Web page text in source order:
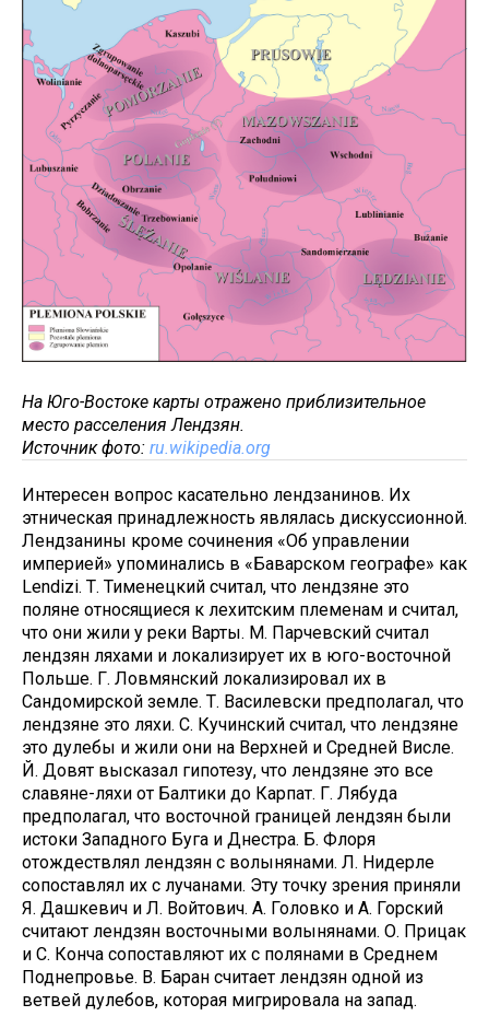
На Юго-Востоке карты отражено приблизительное
место расселения Лендзян.
Источник фото: ru.wikipedia.org
Интересен вопрос касательно лендзанинов. Их
этническая принадлежность являлась дискуссионной.
Лендзанины кроме сочинения «Об управлении
империей» упоминались в «Баварском географе» как
Lendizi. Т. Тименецкий считал, что лендзяне это
поляне относящиеся к лехитским племенам и считал,
что они жили у реки Варты. М. Парчевский считал
лендзян ляхами и локализирует их в юго-восточной
Польше. Г. Ловмянский локализировал их в
Сандомирской земле. Т. Василевски предполагал, что
лендзяне это ляхи. С. Кучинский считал, что лендзяне
это дулебы и жили они на Верхней и Средней Висле.
Й. Довят высказал гипотезу, что лендзяне это все
славяне-ляхи от Балтики до Карпат. Г. Лябуда
предполагал, что восточной границей лендзян были
истоки Западного Буга и Днестра. Б. Флоря
отождествлял лендзян с волынянами. Л. Нидерле
сопоставлял их с лучанами. Эту точку зрения приняли
Я. Дашкевич и Л. Войтович. А. Головко и А. Горский
считают лендзян восточными волынянами. О. Прицак
и С. Конча сопоставляют их с полянами в Среднем
Поднепровье. В. Баран считает лендзян одной из
ветвей дулебов, которая мигрировала на запад.